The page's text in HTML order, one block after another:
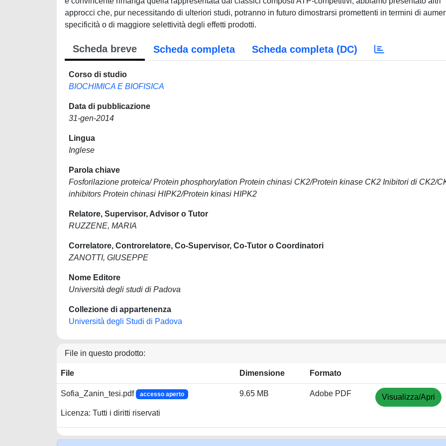
Scheda breve Scheda completa Scheda completa (DC)
Corso di studio
BIOCHIMICA E BIOFISICA
Data di pubblicazione
31-gen-2014
Lingua
Inglese
Parola chiave
Fosforilazione proteica/ Protein phosphorylation Protein chinasi CK2/Protein kinase CK2 Inibitori di CK2/
inhibitors Protein chinasi HIPK2/Protein kinasi HIPK2
Relatore, Supervisor, Advisor o Tutor
RUZZENE, MARIA
Correlatore, Controrelatore, Co-Supervisor, Co-Tutor o Coordinatori
ZANOTTI, GIUSEPPE
Nome Editore
Università degli studi di Padova
Collezione di appartenenza
Università degli Studi di Padova
File in questo prodotto:
File Dimensione Formato
Sofia_Zanin_tesi.pdf accesso aperto
Licenza: Tutti i diritti riservati
9.65 MB Adobe PDF Visualizza/Apri